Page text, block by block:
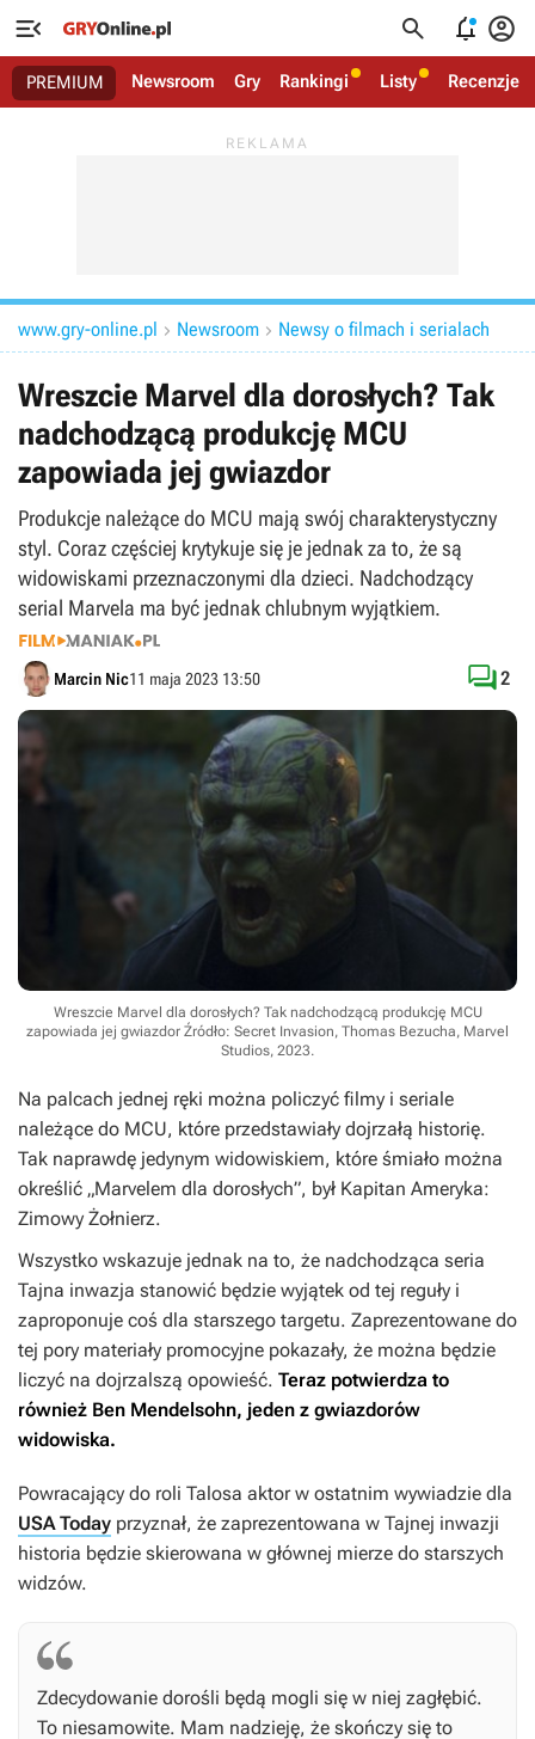
   
PREMIUM Newsroom Gry Rankingi Listy Recenzje
www.gry-online.pl  Newsroom  Newsy o filmach i serialach
Wreszcie Marvel dla dorosłych? Tak
nadchodzącą produkcję MCU
zapowiada jej gwiazdor
Produkcje należące do MCU mają swój charakterystyczny
styl. Coraz częściej krytykuje się je jednak za to, że są
widowiskami przeznaczonymi dla dzieci. Nadchodzący
serial Marvela ma być jednak chlubnym wyjątkiem.
Marcin Nic11 maja 2023 13:50 2
Wreszcie Marvel dla dorosłych? Tak nadchodzącą produkcję MCU
zapowiada jej gwiazdor Źródło: Secret Invasion, Thomas Bezucha, Marvel
Studios, 2023.
Na palcach jednej ręki można policzyć filmy i seriale
należące do MCU, które przedstawiały dojrzałą historię.
Tak naprawdę jedynym widowiskiem, które śmiało można
określić „Marvelem dla dorosłych”, był Kapitan Ameryka:
Zimowy Żołnierz.
Wszystko wskazuje jednak na to, że nadchodząca seria
Tajna inwazja stanowić będzie wyjątek od tej reguły i
zaproponuje coś dla starszego targetu. Zaprezentowane do
tej pory materiały promocyjne pokazały, że można będzie
liczyć na dojrzalszą opowieść. Teraz potwierdza to
również Ben Mendelsohn, jeden z gwiazdorów
widowiska.
Powracający do roli Talosa aktor w ostatnim wywiadzie dla
USA Today przyznał, że zaprezentowana w Tajnej inwazji
historia będzie skierowana w głównej mierze do starszych
widzów.
Zdecydowanie dorośli będą mogli się w niej zagłębić.
To niesamowite. Mam nadzieję, że skończy się to